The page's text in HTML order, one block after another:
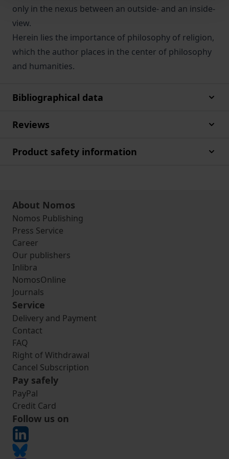
only in the nexus between an outside- and an inside-
view.
Herein lies the importance of philosophy of religion,
which the author places in the center of philosophy
and humanities.
Bibliographical data
Reviews
Product safety information
About Nomos
Nomos Publishing
Press Service
Career
Our publishers
Inlibra
NomosOnline
Journals
Service
Delivery and Payment
Contact
FAQ
Right of Withdrawal
Cancel Subscription
Pay safely
PayPal
Credit Card
Follow us on